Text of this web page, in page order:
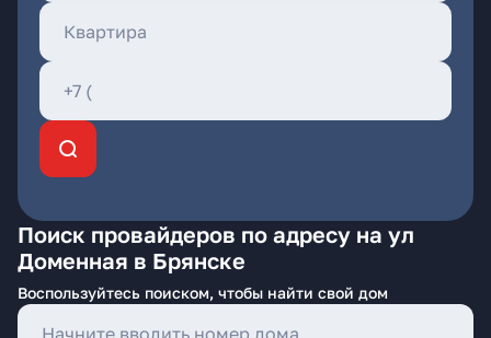
Поиск провайдеров по адресу на ул
Доменная в Брянске
Воспользуйтесь поиском, чтобы найти свой дом